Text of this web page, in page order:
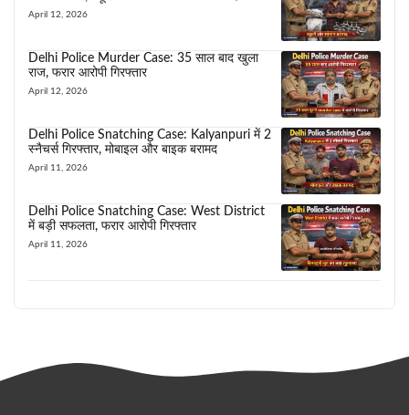
April 12, 2026
Delhi Police Murder Case: 35 साल बाद खुला
राज, फरार आरोपी गिरफ्तार
April 12, 2026
Delhi Police Snatching Case: Kalyanpuri में 2
स्नैचर्स गिरफ्तार, मोबाइल और बाइक बरामद
April 11, 2026
Delhi Police Snatching Case: West District
में बड़ी सफलता, फरार आरोपी गिरफ्तार
April 11, 2026